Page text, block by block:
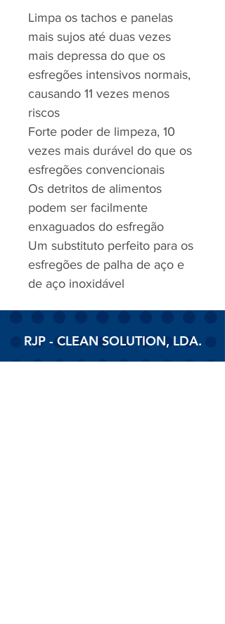
Limpa os tachos e panelas
mais sujos até duas vezes
mais depressa do que os
esfregões intensivos normais,
causando 11 vezes menos
riscos
Forte poder de limpeza, 10
vezes mais durável do que os
esfregões convencionais
Os detritos de alimentos
podem ser facilmente
enxaguados do esfregão
Um substituto perfeito para os
esfregões de palha de aço e
de aço inoxidável
RJP - CLEAN SOLUTION, LDA.